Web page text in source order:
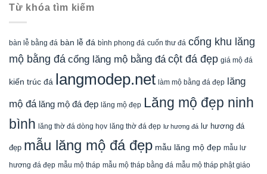
Từ khóa tìm kiếm
bàn lễ bằng đá bàn lễ đá bình phong đá cuốn thư đá cổng khu lăng
mộ bằng đá cổng lăng mộ bằng đá cột đá đẹp giá mộ đá
kiến trúc đá langmodep.net làm mộ bằng đá đẹp lăng
mộ đá lăng mộ đá đẹp lăng mộ đẹp Lăng mộ đẹp ninh
bình lăng thờ đá dòng họv lăng thờ đá đẹp lư hương đá lư hương đá
đẹp mẫu lăng mộ đá đẹp mẫu lăng mộ đẹp mẫu lư
hương đá đẹp mẫu mộ tháp mẫu mộ tháp bằng đá mẫu mộ tháp phật giáo